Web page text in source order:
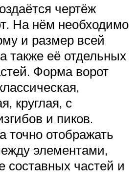
чертёж
На нём необходимо
и размер всей
также её отдельных
Форма ворот
круглая, с
и пиков.
точно отображать
элементами,
составных частей и